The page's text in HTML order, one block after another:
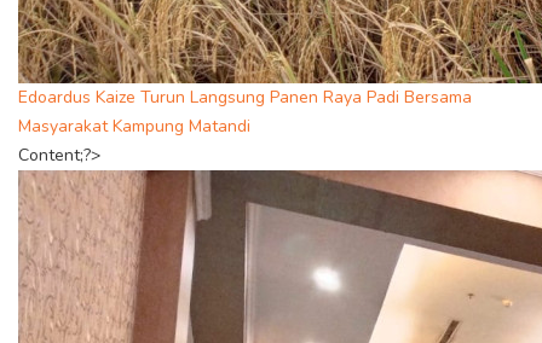
Edoardus Kaize Turun Langsung Panen Raya Padi Bersama
Masyarakat Kampung Matandi
Content;?>